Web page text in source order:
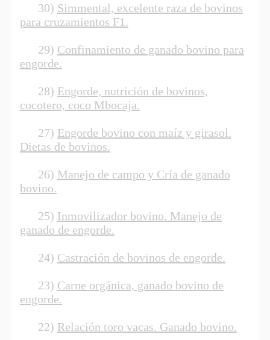
30) Simmental, excelente raza de bovinos
para cruzamientos F1.
29) Confinamiento de ganado bovino para
engorde.
28) Engorde, nutrición de bovinos,
cocotero, coco Mbocaja.
27) Engorde bovino con maíz y girasol.
Dietas de bovinos.
26) Manejo de campo y Cría de ganado
bovino.
25) Inmovilizador bovino. Manejo de
ganado de engorde.
24) Castración de bovinos de engorde.
23) Carne orgánica, ganado bovino de
engorde.
22) Relación toro vacas. Ganado bovino.